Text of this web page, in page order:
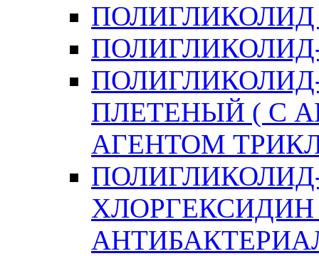
ПЛЕТЕНЫЙ ( С
АГЕНТОМ